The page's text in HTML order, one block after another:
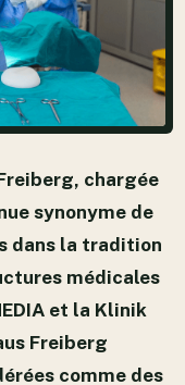
chargée
synonyme de
dans la tradition
médicales
et la Klinik
Freiberg
comme des